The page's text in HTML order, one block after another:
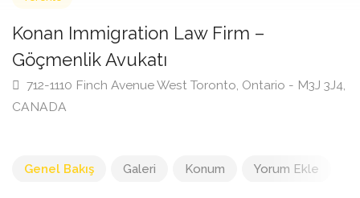
Konan Immigration Law Firm –
Göçmenlik Avukatı
712-1110 Finch Avenue West Toronto, Ontario - M3J
Genel Bakış Galeri Konum Yorum Ekle